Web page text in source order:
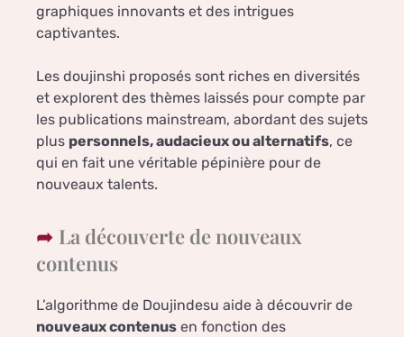
graphiques innovants et des intrigues
captivantes.
Les doujinshi proposés sont riches en diversités
et explorent des thèmes laissés pour compte par
les publications mainstream, abordant des sujets
plus personnels, audacieux ou alternatifs, ce
qui en fait une véritable pépinière pour de
nouveaux talents.
La découverte de nouveaux
contenus
L’algorithme de Doujindesu aide à découvrir de
nouveaux contenus en fonction des